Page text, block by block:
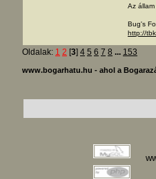
Az
Bug's
http://
Oldalak: 1 2 [3] 4 5 6 7 8 ... 153
www.bogarhatu.hu - ahol a